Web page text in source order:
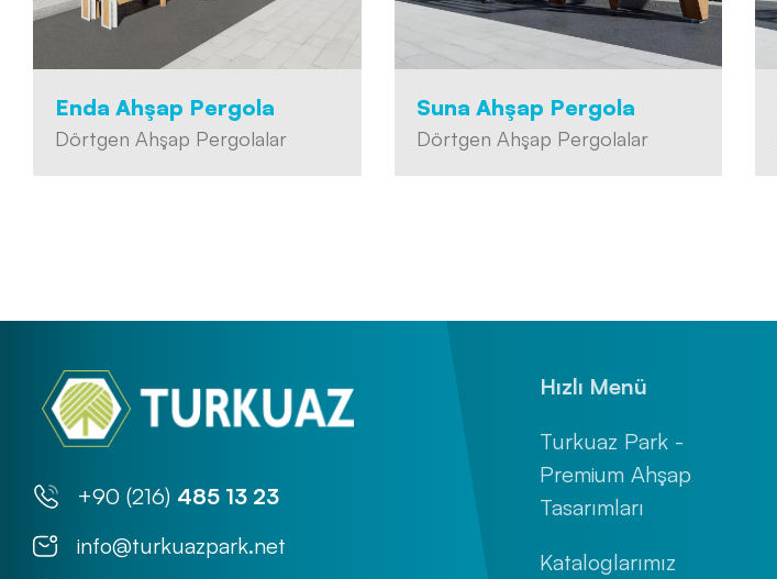
Enda Ahşap Pergola
Dörtgen Ahşap Pergolalar
Suna Ahşap Pergola
Dörtgen Ahşap Pergolalar
+90 (216) 485 13 23
info@turkuazpark.net
Hızlı Menü
Turkuaz Park -
Premium Ahşap
Tasarımları
Kataloglarımız